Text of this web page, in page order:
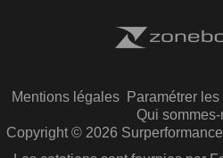
Mentions légales Paramétrer
Qui
Copyright © 2026